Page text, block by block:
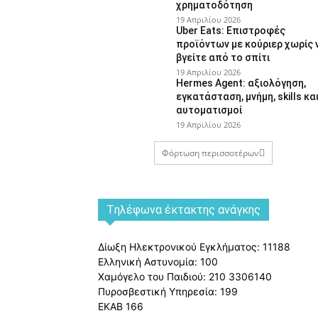
χρηματοδότηση
19 Απριλίου 2026
Uber Eats: Επιστροφές
προϊόντων με κούριερ χωρίς
βγείτε από το σπίτι
19 Απριλίου 2026
Hermes Agent: αξιολόγηση,
εγκατάσταση, μνήμη, skills
αυτοματισμοί
19 Απριλίου 2026
Φόρτωση περισσοτέρων
Tηλέφωνα έκτακτης ανάγκης
Δίωξη Ηλεκτρονικού Εγκλήματος: 11188
Ελληνική Αστυνομία: 100
Χαμόγελο του Παιδιού: 210 3306140
Πυροσβεστική Υπηρεσία: 199
ΕΚΑΒ 166